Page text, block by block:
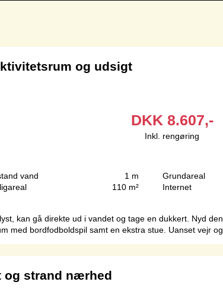
og udsigt
DKK 8.607,-
Inkl. rengøring
vand
1 m
110 m²
Grundareal
Internet
kan gå direkte ud i vandet og tage en dukkert. Nyd
med bordfodboldspil samt en ekstra stue. Uanset vejr
og strand nærhed